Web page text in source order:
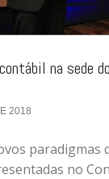
na sede
2018
paradigmas
no